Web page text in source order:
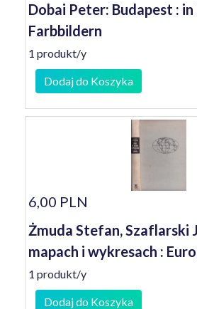
Dobai Peter: Budapest : in
Farbbildern
1 produkt/y
Dodaj do Koszyka
6,00 PLN
Żmuda Stefan, Szaflarski
mapach i wykresach :
1 produkt/y
Dodaj do Koszyka